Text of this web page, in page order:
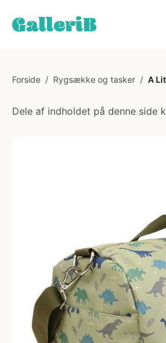
Forside / Rygsække og tasker / A
Dele af indholdet på denne